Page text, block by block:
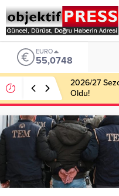
EURO
55,0748
2026/27
Oldu!